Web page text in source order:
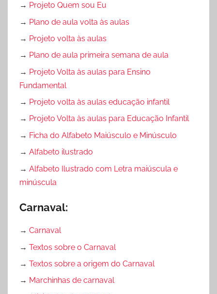
→ Projeto Quem sou Eu
→ Plano de aula volta às aulas
→ Projeto volta às aulas
→ Plano de aula primeira semana de aula
→ Projeto Volta às aulas para Ensino
Fundamental
→ Projeto volta às aulas educação infantil
→ Projeto Volta às aulas para Educação Infantil
→ Ficha do Alfabeto Maiúsculo e Minúsculo
→ Alfabeto ilustrado
→ Alfabeto Ilustrado com Letra maiúscula e
minúscula
Carnaval:
→ Carnaval
→ Textos sobre o Carnaval
→ Textos sobre a origem do Carnaval
→ Marchinhas de carnaval